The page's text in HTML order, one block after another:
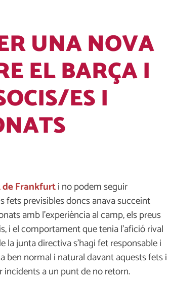
UNA NOVA
EL BARÇA I
ES I
de Frankfurti no podem seguir
fets previsibles doncs anava succeint
amb l’experiència al camp, els preus
i el comportament que tenia l’afició rival
la junta directiva s’hagi fet responsable i
ben normal i natural davant aquests fets i
a un punt de no retorn.